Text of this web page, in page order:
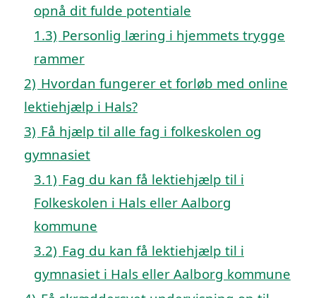
opnå dit fulde potentiale
1.3) Personlig læring i hjemmets trygge
rammer
2) Hvordan fungerer et forløb med online
lektiehjælp i Hals?
3) Få hjælp til alle fag i folkeskolen og
gymnasiet
3.1) Fag du kan få lektiehjælp til i
Folkeskolen i Hals eller Aalborg
kommune
3.2) Fag du kan få lektiehjælp til i
gymnasiet i Hals eller Aalborg kommune